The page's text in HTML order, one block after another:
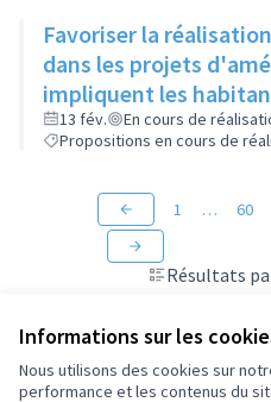
Informations sur les
Nous utilisons des cookies sur
performance et les contenus du
Favoriser la
dans les projets
impliquent les
"grandeur nature"
truck...)
13 fév.
En cours de
Propositions en cours de
Résultats
1 … 60
Conditions d'utilisation